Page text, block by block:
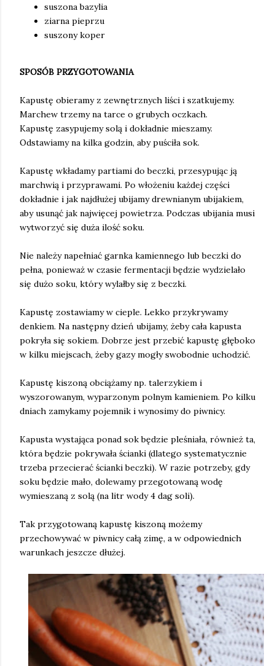
suszona bazylia
ziarna pieprzu
suszony koper
SPOSÓB PRZYGOTOWANIA
Kapustę obieramy z zewnętrznych liści i szatkujemy.
Marchew trzemy na tarce o grubych oczkach.
Kapustę zasypujemy solą i dokładnie mieszamy.
Odstawiamy na kilka godzin, aby puściła sok.
Kapustę wkładamy partiami do beczki, przesypując ją
marchwią i przyprawami. Po włożeniu każdej części
dokładnie i jak najdłużej ubijamy drewnianym ubijakiem,
aby usunąć jak najwięcej powietrza. Podczas ubijania musi
wytworzyć się duża ilość soku.
Nie należy napełniać garnka kamiennego lub beczki do
pełna, ponieważ w czasie fermentacji będzie wydzielało
się dużo soku, który wylałby się z beczki.
Kapustę zostawiamy w cieple. Lekko przykrywamy
denkiem. Na następny dzień ubijamy, żeby cała kapusta
pokryła się sokiem. Dobrze jest przebić kapustę głęboko
w kilku miejscach, żeby gazy mogły swobodnie uchodzić.
Kapustę kiszoną obciążamy np. talerzykiem i
wyszorowanym, wyparzonym polnym kamieniem. Po kilku
dniach zamykamy pojemnik i wynosimy do piwnicy.
Kapusta wystająca ponad sok będzie pleśniała, również ta,
która będzie pokrywała ścianki (dlatego systematycznie
trzeba przecierać ścianki beczki). W razie potrzeby, gdy
soku będzie mało, dolewamy przegotowaną wodę
wymieszaną z solą (na litr wody 4 dag soli).
Tak przygotowaną kapustę kiszoną możemy
przechowywać w piwnicy całą zimę, a w odpowiednich
warunkach jeszcze dłużej.